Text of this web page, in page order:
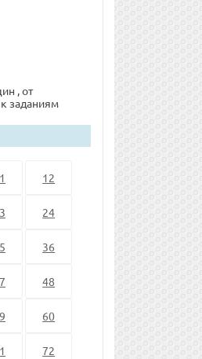
, от
заданиям
12
24
36
48
60
72